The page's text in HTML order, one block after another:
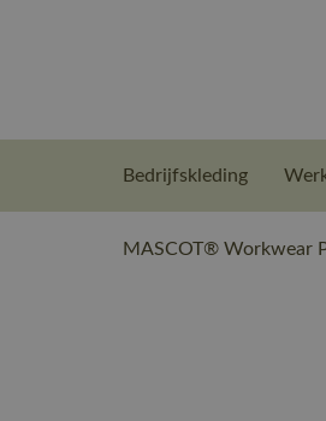
Bedrijfskleding
MASCOT® Workwear